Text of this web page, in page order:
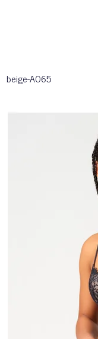
beige-A065